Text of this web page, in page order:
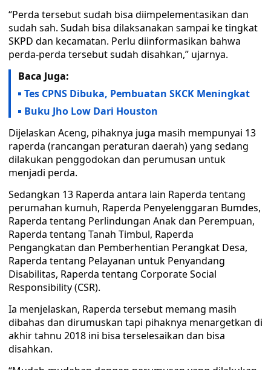
“Perda tersebut sudah bisa diimpelementasikan dan
sudah sah. Sudah bisa dilaksanakan sampai ke tingkat
SKPD dan kecamatan. Perlu diinformasikan bahwa
perda-perda tersebut sudah disahkan,” ujarnya.
Baca Juga:
Tes CPNS Dibuka, Pembuatan SKCK Meningkat
Buku Jho Low Dari Houston
Dijelaskan Aceng, pihaknya juga masih mempunyai 13
raperda (rancangan peraturan daerah) yang sedang
dilakukan penggodokan dan perumusan untuk
menjadi perda.
Sedangkan 13 Raperda antara lain Raperda tentang
perumahan kumuh, Raperda Penyelenggaran Bumdes,
Raperda tentang Perlindungan Anak dan Perempuan,
Raperda tentang Tanah Timbul, Raperda
Pengangkatan dan Pemberhentian Perangkat Desa,
Raperda tentang Pelayanan untuk Penyandang
Disabilitas, Raperda tentang Corporate Social
Responsibility (CSR).
Ia menjelaskan, Raperda tersebut memang masih
dibahas dan dirumuskan tapi pihaknya menargetkan di
akhir tahnu 2018 ini bisa terselesaikan dan bisa
disahkan.